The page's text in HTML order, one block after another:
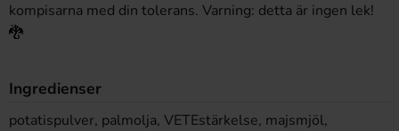
kompisarna med din tolerans. Varning: detta är ingen lek!
🐉
Ingredienser
potatispulver, palmolja, VETEstärkelse, majsmjöl,